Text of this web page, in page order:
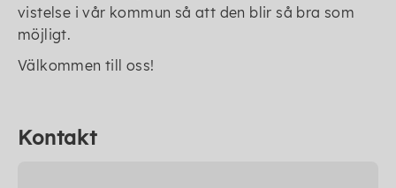
vistelse i vår kommun så att den blir så bra som
möjligt.
Välkommen till oss!
Kontakt